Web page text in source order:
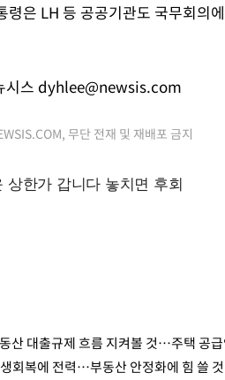
령은 LH 등 공공기관도 국무회의
스 dyhlee@newsis.com
무단 전재 및 재배포 금지
산 대출규제 흐름 지켜볼 것…주택 공
회복에 전력…부동산 안정화에 힘 쓸